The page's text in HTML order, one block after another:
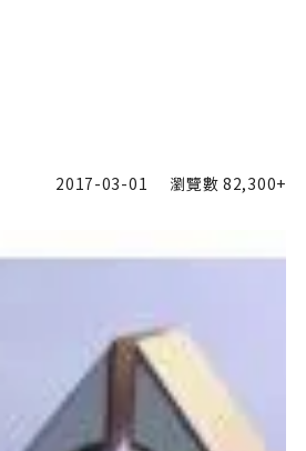
2017-03-01 瀏覽數82,300+